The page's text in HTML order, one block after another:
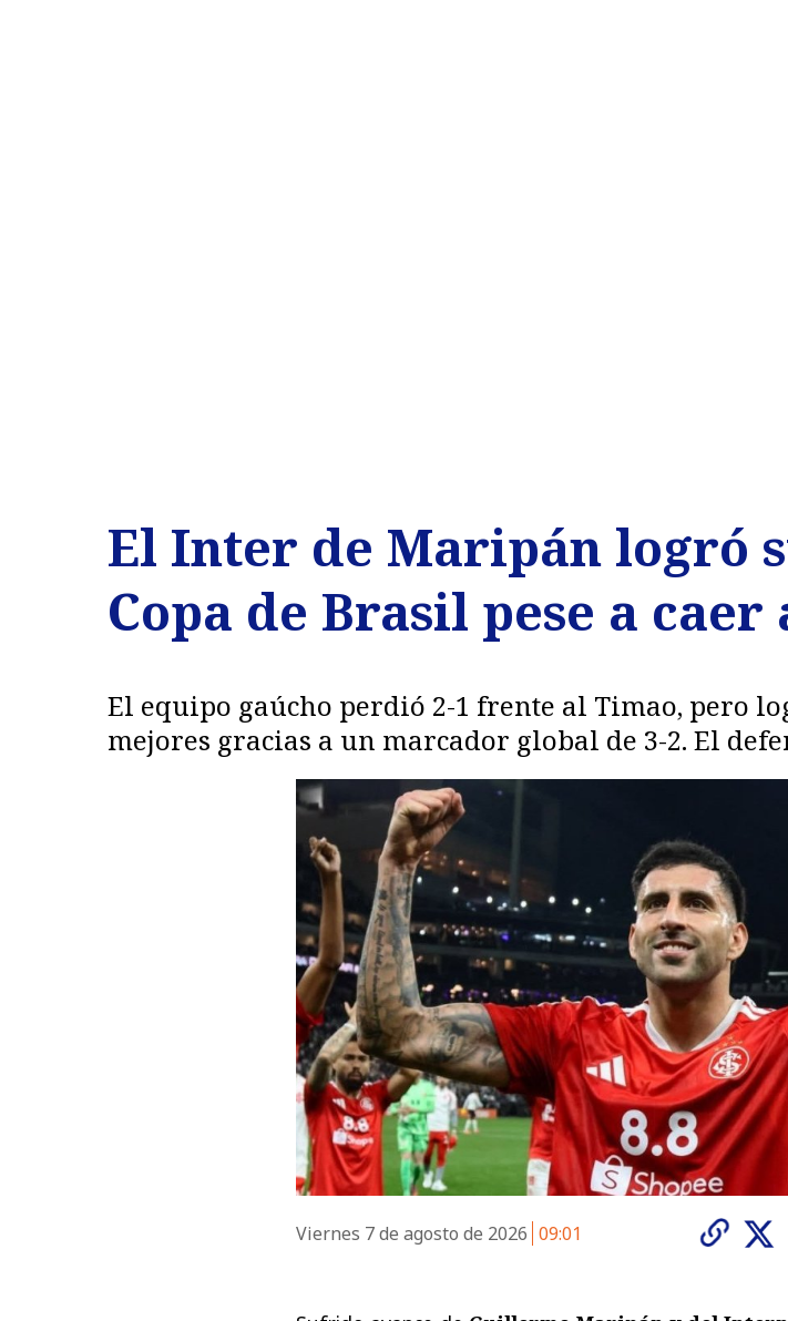
El Inter de Maripán logró
Copa de Brasil pese a
El equipo gaúcho perdió 2-1 frente al Timao, pero
mejores gracias a un marcador global de 3-2. El
Viernes 7 de agosto de 2026 09:01